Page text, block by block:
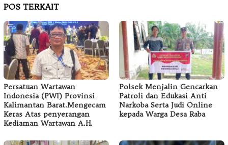
POS TERKAIT
Persatuan Wartawan
Indonesia (PWI) Provinsi
Kalimantan Barat.Mengecam
Keras Atas penyerangan
Kediaman Wartawan A.H.
Polsek Menjalin Gencarkan
Patroli dan Edukasi Anti
Narkoba Serta Judi Online
kepada Warga Desa Raba